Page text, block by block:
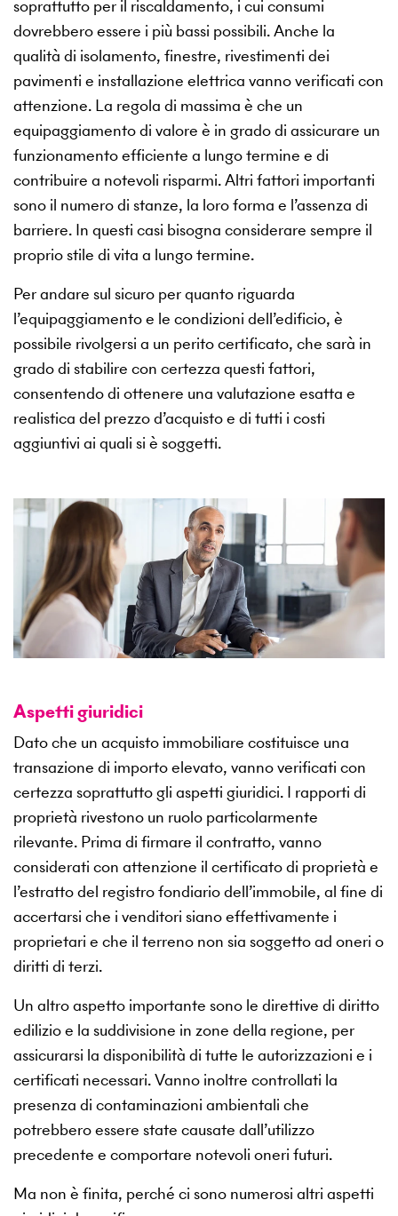
soprattutto per il riscaldamento, i cui consumi
dovrebbero essere i più bassi possibili. Anche la
qualità di isolamento, finestre, rivestimenti dei
pavimenti e installazione elettrica vanno verificati con
attenzione. La regola di massima è che un
equipaggiamento di valore è in grado di assicurare un
funzionamento efficiente a lungo termine e di
contribuire a notevoli risparmi. Altri fattori importanti
sono il numero di stanze, la loro forma e l’assenza di
barriere. In questi casi bisogna considerare sempre il
proprio stile di vita a lungo termine.
Per andare sul sicuro per quanto riguarda
l’equipaggiamento e le condizioni dell’edificio, è
possibile rivolgersi a un perito certificato, che sarà in
grado di stabilire con certezza questi fattori,
consentendo di ottenere una valutazione esatta e
realistica del prezzo d’acquisto e di tutti i costi
aggiuntivi ai quali si è soggetti.
Aspetti giuridici
Dato che un acquisto immobiliare costituisce una
transazione di importo elevato, vanno verificati con
certezza soprattutto gli aspetti giuridici. I rapporti di
proprietà rivestono un ruolo particolarmente
rilevante. Prima di firmare il contratto, vanno
considerati con attenzione il certificato di proprietà e
l’estratto del registro fondiario dell’immobile, al fine di
accertarsi che i venditori siano effettivamente i
proprietari e che il terreno non sia soggetto ad oneri o
diritti di terzi.
Un altro aspetto importante sono le direttive di diritto
edilizio e la suddivisione in zone della regione, per
assicurarsi la disponibilità di tutte le autorizzazioni e i
certificati necessari. Vanno inoltre controllati la
presenza di contaminazioni ambientali che
potrebbero essere state causate dall’utilizzo
precedente e comportare notevoli oneri futuri.
Ma non è finita, perché ci sono numerosi altri aspetti